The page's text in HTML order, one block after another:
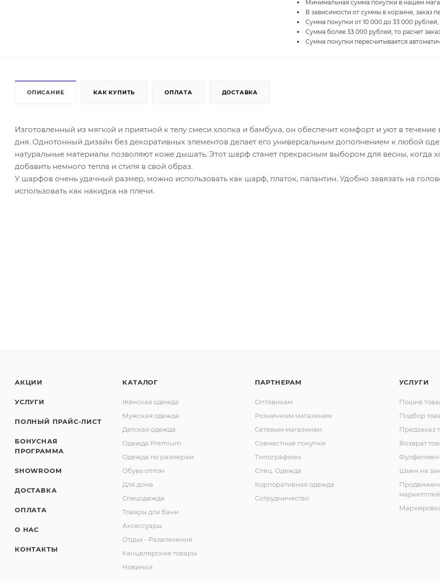
Минимальная сумма покупки в нашем
В зависимости от суммы в корзине, заказ
Сумма покупки от 10 000 до 33 000 рублей,
Сумма более 33 000 рублей, то расчет
Сумма покупки пересчитывается
ОПИСАНИЕ КАК КУПИТЬ ОПЛАТА ДОСТАВКА
Изготовленный из мягкой и приятной к телу смеси хлопка и бамбука, он обеспечит комфорт и уют в течение
дня. Однотонный дизайн без декоративных элементов делает его универсальным дополнением к любой
натуральные материалы позволяют коже дышать. Этот шарф станет прекрасным выбором для весны, когда
добавить немного тепла и стиля в свой образ.
У шарфов очень удачный размер, можно использовать как шарф, платок, палантин. Удобно завязать на
использовать как накидка на плечи.
АКЦИИ
УСЛУГИ
ПОЛНЫЙ ПРАЙС-ЛИСТ
БОНУСНАЯ
ПРОГРАММА
SHOWROOM
ДОСТАВКА
ОПЛАТА
О НАС
КОНТАКТЫ
КАТАЛОГ
Женская одежда
Мужская одежда
Детская одежда
Одежда Premium
Одежда по размерам
Обувь оптом
Для дома
Спецодежда
Товары для бани
Аксессуары
Отдых - Развлечения
Канцелярские товары
Новинки
ПАРТНЕРАМ
Оптовикам
Розничным магазинам
Сетевым магазинам
Совместные покупки
Типографиям
Спец. Одежда
Корпоративная одежда
Сотрудничество
УСЛУГИ
Пошив
Подбор
Предзаказ
Возврат
Шьем на